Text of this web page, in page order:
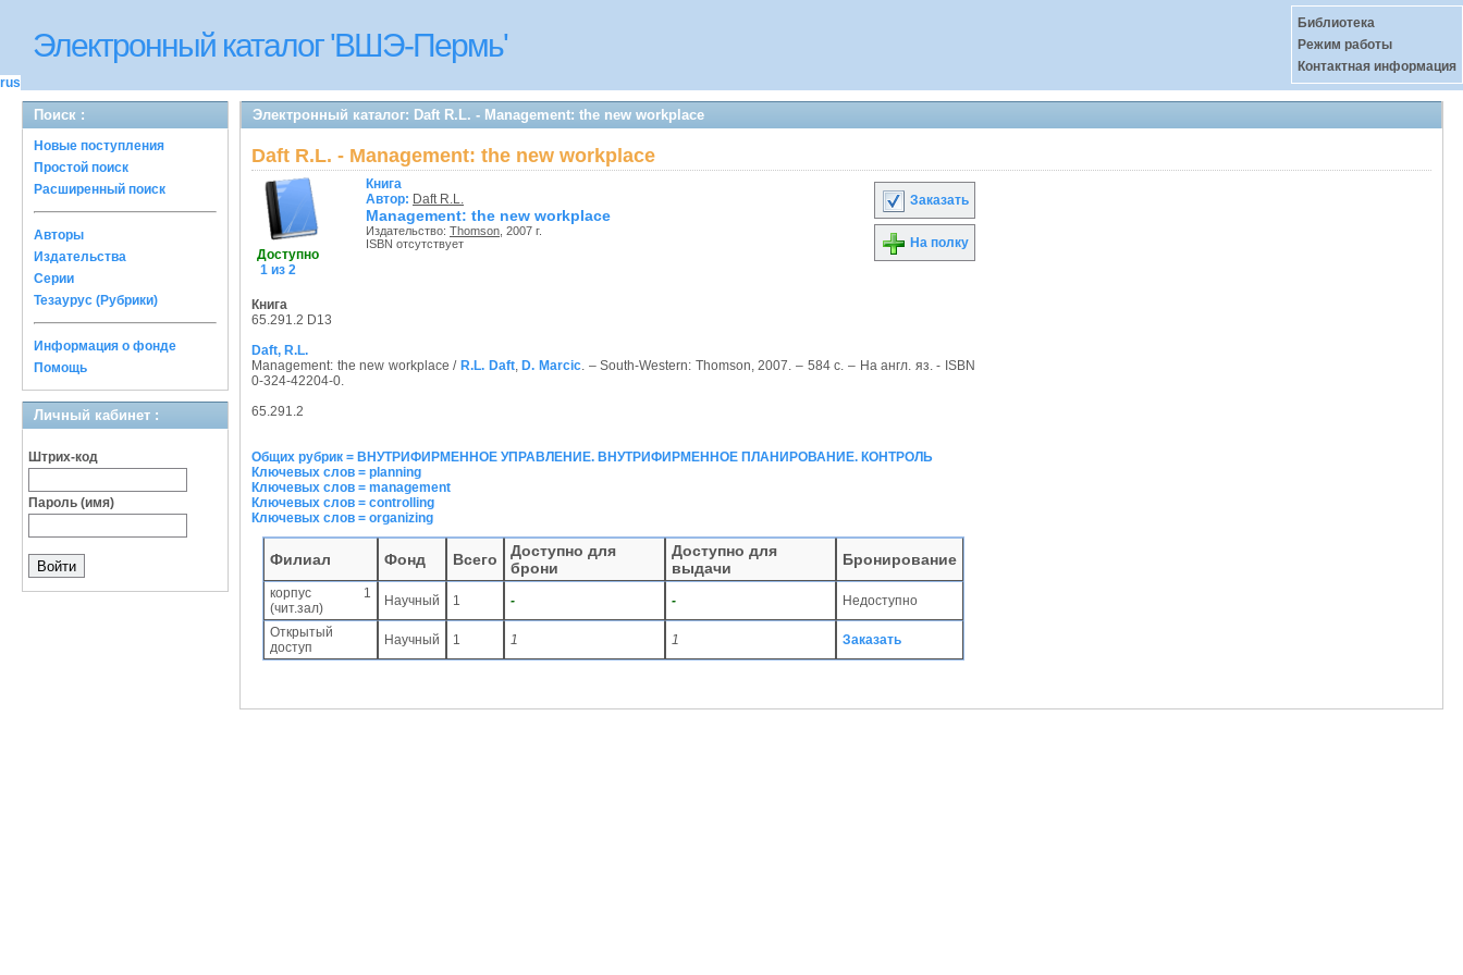
Электронный каталог 'ВШЭ-Пермь'
rus
Библиотека
Режим работы
Контактная информация
Поиск :
Новые поступления
Простой поиск
Расширенный поиск
Авторы
Издательства
Серии
Тезаурус (Рубрики)
Информация о фонде
Помощь
Личный кабинет :
Штрих-код
Пароль (имя)
Электронный каталог: Daft R.L. - Management: the new workplace
Daft R.L. - Management: the new workplace
Доступно
1 из 2
Книга
Автор: Daft R.L.
Management: the new workplace
Издательство: Thomson , 2007 г.
ISBN отсутствует
Заказать
На полку
Книга
65.291.2 D13
Daft, R.L.
Management: the new workplace / R.L. Daft, D. Marcic. – South-Western: Thomson, 2007. – 584 с. – На англ. яз. - ISBN
0-324-42204-0.
65.291.2
Общих рубрик = ВНУТРИФИРМЕННОЕ УПРАВЛЕНИЕ. ВНУТРИФИРМЕННОЕ ПЛАНИРОВАНИЕ. КОНТРОЛЬ
Ключевых слов = planning
Ключевых слов = management
Ключевых слов = controlling
Ключевых слов = organizing
Филиал Фонд Всего
Доступно для
брони
Доступно для
выдачи
Бронирование
корпус 1
(чит.зал)
Научный 1 - - Недоступно
Открытый
доступ
Научный 1 1 1 Заказать